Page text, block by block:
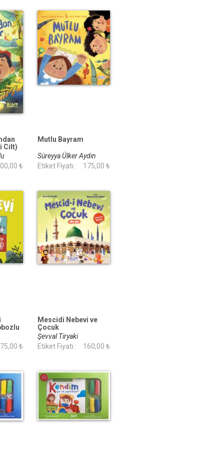
Cilt)
₺
Mutlu Bayram
Süreyya Ülker Aydın
Etiket Fiyatı :
175,00 ₺
₺
Mescidi Nebevi ve
Çocuk
Şevval Tiryaki
Etiket Fiyatı :
160,00 ₺